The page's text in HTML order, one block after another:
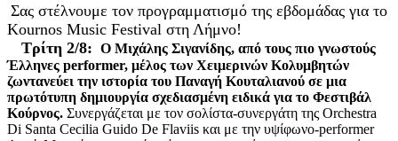
Σας στέλνουμε τον προγραμματισμό της εβδομάδας για το
Kournos Music Festival στη Λήμνο!
Τρίτη 2/8: Ο Μιχάλης Σιγανίδης, από τους πιο γνωστούς
Έλληνες performer, μέλος των Χειμερινών Κολυμβητών
ζωντανεύει την ιστορία του Παναγή Κουταλιανού σε μια
πρωτότυπη δημιουργία σχεδιασμένη ειδικά για το Φεστιβάλ
Κούρνος. Συνεργάζεται με τον σολίστα-συνεργάτη της Orchestra
Di Santa Cecilia Guido De Flaviis και με την υψίφωνο-performer